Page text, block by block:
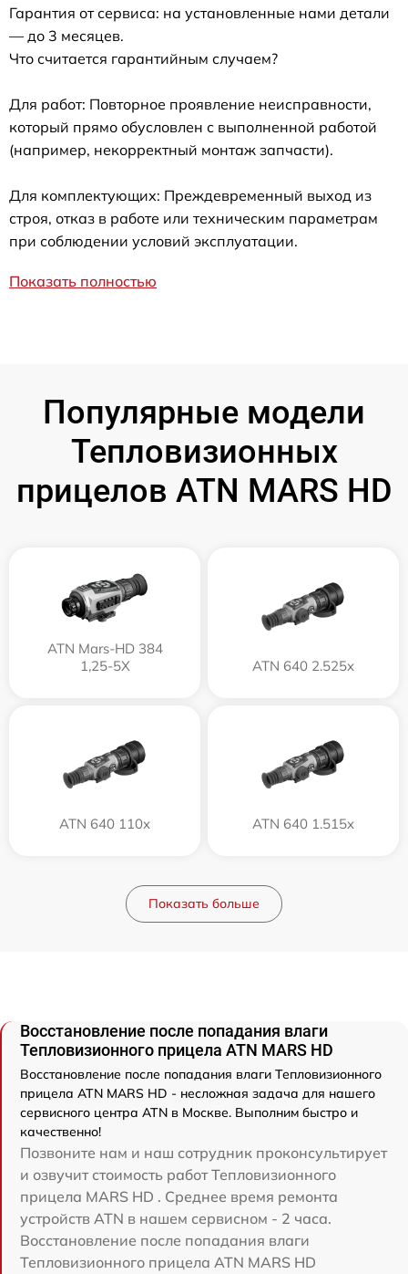
Гарантия от сервиса: на установленные нами детали
— до 3 месяцев.
Что считается гарантийным случаем?
Для работ: Повторное проявление неисправности,
который прямо обусловлен с выполненной работой
(например, некорректный монтаж запчасти).
Для комплектующих: Преждевременный выход из
строя, отказ в работе или техническим параметрам
при соблюдении условий эксплуатации.
Показать полностью
Популярные модели
Тепловизионных
прицелов ATN MARS HD
ATN Mars-HD 384
1,25-5X
ATN 640 2.525x
ATN 640 110x ATN 640 1.515x
Показать больше
Восстановление после попадания влаги
Тепловизионного прицела ATN MARS HD
Восстановление после попадания влаги Тепловизионного
прицела ATN MARS HD - несложная задача для нашего
сервисного центра ATN в Москве. Выполним быстро и
качественно!
Позвоните нам и наш сотрудник проконсультирует
и озвучит стоимость работ Тепловизионного
прицела MARS HD . Среднее время ремонта
устройств ATN в нашем сервисном - 2 часа.
Восстановление после попадания влаги
Тепловизионного прицела ATN MARS HD